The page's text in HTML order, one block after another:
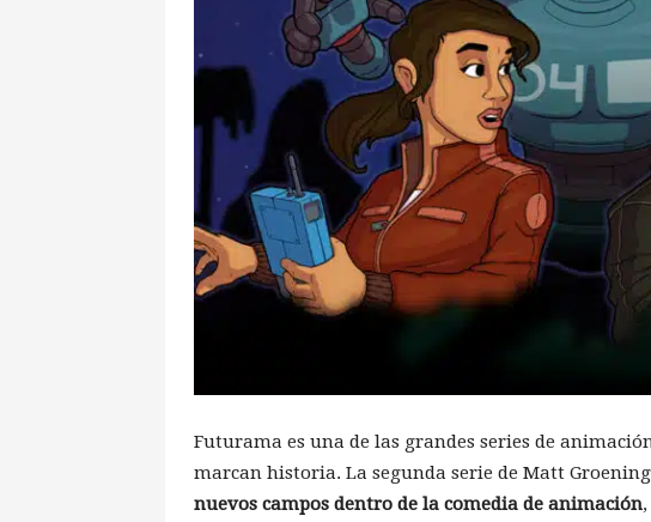
Futurama es una de las grandes series de
marcan historia. La segunda serie de Matt
nuevos campos dentro de la comedia de animación